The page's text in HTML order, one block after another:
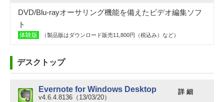
DVD/Blu-rayオーサリング機能を備えたビデオ編集ソフ
ト
体験版 （製品版はダウンロード販売11,800円（税込み）など）
デスクトップ
Evernote for Windows Desktop
v4.6.4.8136（13/03/20）
詳 細